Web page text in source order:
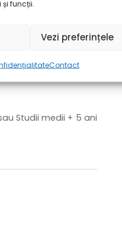
funcții.
Vezi preferințele
Contact
Studii medii + 5 ani